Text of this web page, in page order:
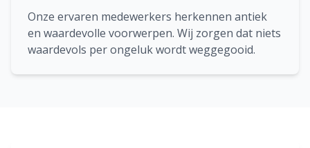
Onze ervaren medewerkers herkennen antiek
en waardevolle voorwerpen. Wij zorgen dat niets
waardevols per ongeluk wordt weggegooid.